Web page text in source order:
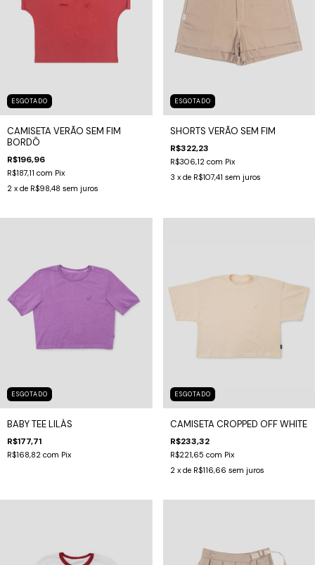
ESGOTADO
CAMISETA VERÃO SEM FIM
BORDÔ
R$196,96
R$187,11 com Pix
2 x de R$98,48 sem juros
ESGOTADO
SHORTS VERÃO SEM FIM
R$322,23
R$306,12 com Pix
3 x de R$107,41 sem juros
ESGOTADO
BABY TEE LILÁS
R$177,71
R$168,82 com Pix
ESGOTADO
CAMISETA CROPPED OFF WHITE
R$233,32
R$221,65 com Pix
2 x de R$116,66 sem juros